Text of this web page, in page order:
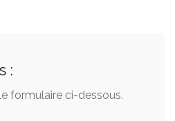
:
formulaire ci-dessous.